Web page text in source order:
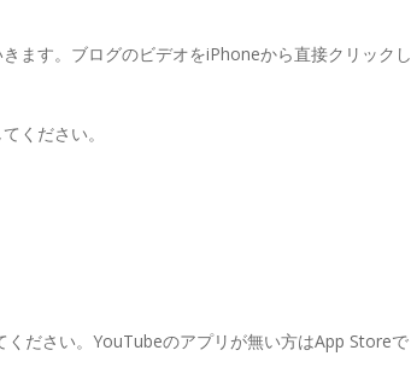
ます。ブログのビデオをiPhoneから直接クリックし
ください。
ださい。YouTubeのアプリが無い方はApp Storeで